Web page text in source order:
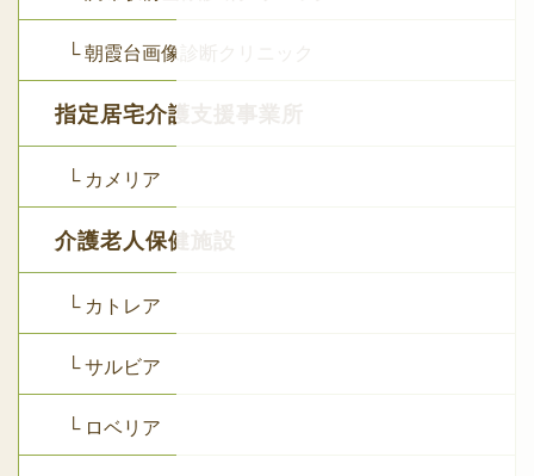
└ 朝霞台画像診断クリニック
指定居宅介護支援事業所
└ カメリア
介護老人保健施設
└ カトレア
└ サルビア
└ ロベリア